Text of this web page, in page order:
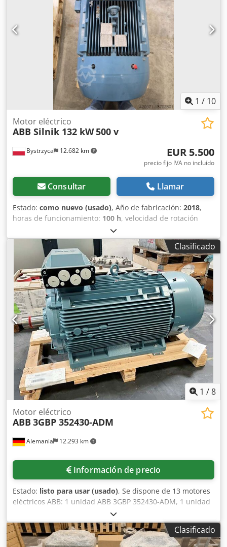
1 / 10
Bystrzyca 12.682 km
Motor eléctrico
ABB Silnik 132 kW500 v
EUR 5.500
precio fijo IVA no incluído
Consultar Llamar
Estado: como nuevo (usado), Año de fabricación: 2018,
horas de funcionamiento: 100 h, velocidad de rotación
, tensión de entrada:
eléctrico ABB 132 kW Dwodjv I Ervopfx Aipsa 50 Hz 2982
rpm 500 V Garantía de 6 meses
Clasificado
1 /8
Alemania 12.293 km
Motor eléctrico
ABB 3GBP 352430-ADM
Información de precio
Estado: listo para usar (usado), Se dispone de 13 motores
eléctricos ABB: 1 unidad ABB 3GBP 352430-ADM, 1 unidad
ABB 3GBA 252210-ADN, 1 unidad ABB 3GBA 281270-ADF,
potencia nominal: 90 kW, 1 unidad ABB 3GBP 312240-ADK,
potencia nominal: 141 kW, 1 unidad ABB 3GBA 282260-
ADF, potencia nominal: 36 kW, 1 unidad ABB 3GBP 312810-
Clasificado